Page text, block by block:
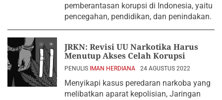
pemberantasan korupsi di Indonesia, yaitu
pencegahan, pendidikan, dan penindakan.
JRKN: Revisi UU Narkotika Harus
Menutup Akses Celah Korupsi
PENULIS IMAN HERDIANA 24 AGUSTUS 2022
Menyikapi kasus peredaran narkoba yang
melibatkan aparat kepolisian, Jaringan